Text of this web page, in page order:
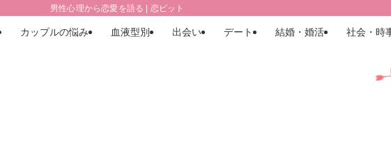
男性心理から恋愛を語る | 恋ピット
カップルの悩み 血液型別 出会い デート 結婚・婚活 社会・時